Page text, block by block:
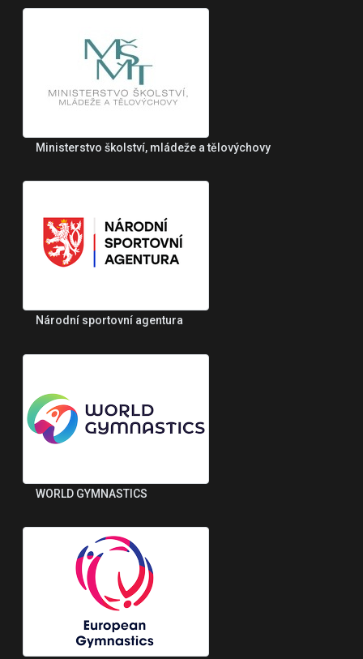
Ministerstvo školství, mládeže a tělovýchovy
Národní sportovní agentura
WORLD GYMNASTICS